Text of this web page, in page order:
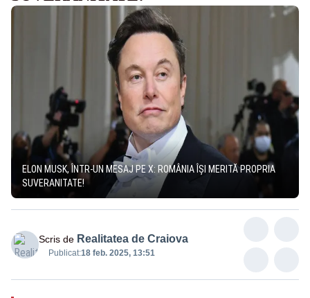
ELON MUSK, ÎNTR-UN MESAJ PE X: ROMÂNIA ÎȘI MERITĂ PROPRIA
SUVERANITATE!
Scris de Realitatea de Craiova
Publicat:18 feb. 2025, 13:51